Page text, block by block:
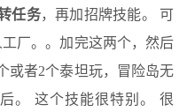
任务，再加招牌技能。 可
厂。。加完这两个，然后
或者2个泰坦玩，冒险岛无
。 这个技能很特别。 很